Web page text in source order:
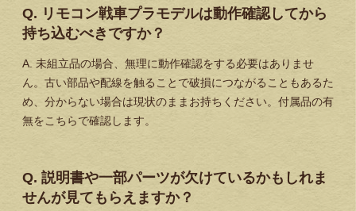
Q. リモコン戦車プラモデルは動作確認してから
持ち込むべきですか？
A. 未組立品の場合、無理に動作確認をする必要はありませ
ん。古い部品や配線を触ることで破損につながることもあるた
め、分からない場合は現状のままお持ちください。付属品の有
無をこちらで確認します。
Q. 説明書や一部パーツが欠けているかもしれま
せんが見てもらえますか？